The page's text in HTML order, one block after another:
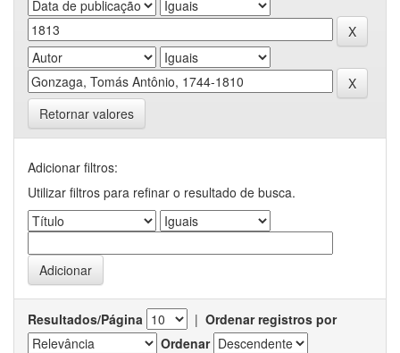
Retornar valores
Adicionar filtros:
Utilizar filtros para refinar o resultado de busca.
Resultados/Página | Ordenar registros por
Ordenar